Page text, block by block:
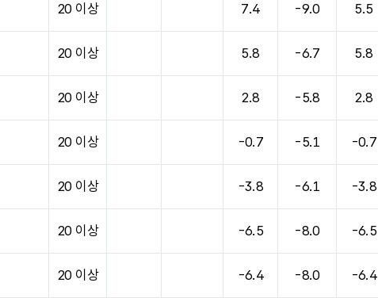
20 이상 7.4 -9.0 5.5
20 이상 5.8 -6.7 5.8
20 이상 2.8 -5.8 2.8
20 이상 -0.7 -5.1 -0.7
20 이상 -3.8 -6.1 -3.8
20 이상 -6.5 -8.0 -6.5
20 이상 -6.4 -8.0 -6.4